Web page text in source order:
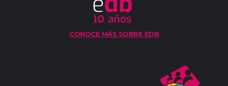
CONOCE MÁS SOBRE EDB